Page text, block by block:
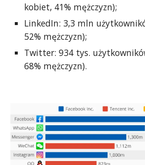
kobiet, 41% mężczyzn);
LinkedIn: 3,3 mln
52% mężczyzn);
Twitter: 934 tys.
68% mężczyzn).